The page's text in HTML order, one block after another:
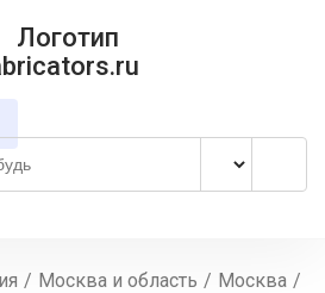
/ Москва и область / Москва /